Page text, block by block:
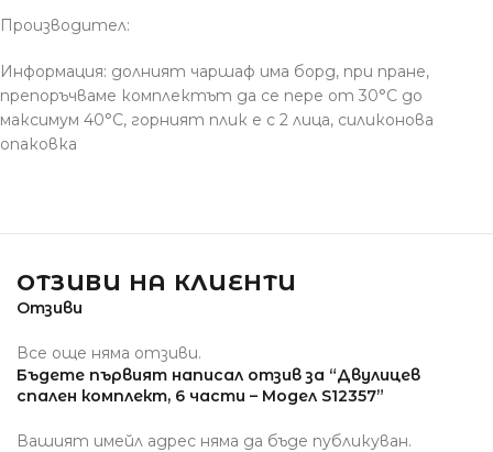
Производител:
Информация: долният чаршаф има борд, при пране,
препоръчваме комплектът да се пере от 30°С до
максимум 40°С, горният плик е с 2 лица, силиконова
опаковка
ОТЗИВИ НА КЛИЕНТИ
Отзиви
Все още няма отзиви.
Бъдете първият написал отзив за “Двулицев
спален комплект, 6 части – Модел S12357”
Вашият имейл адрес няма да бъде публикуван.